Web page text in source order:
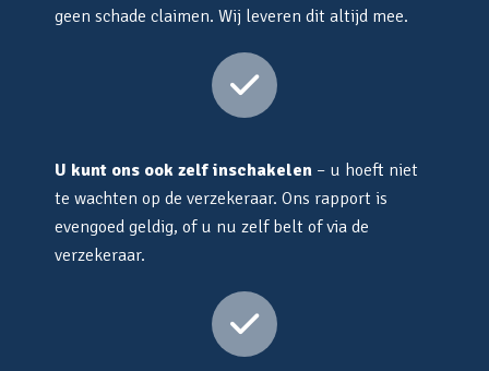
geen schade claimen. Wij leveren dit altijd mee.
U kunt ons ook zelf inschakelen – u hoeft niet
te wachten op de verzekeraar. Ons rapport is
evengoed geldig, of u nu zelf belt of via de
verzekeraar.